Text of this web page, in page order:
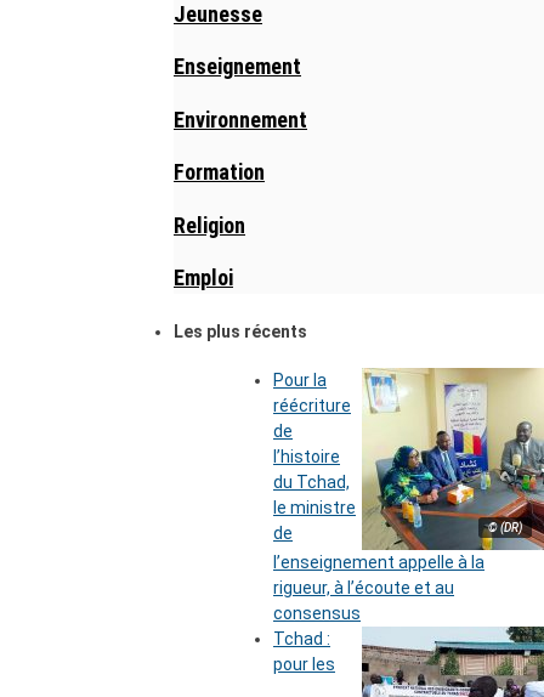
Jeunesse
Enseignement
Environnement
Formation
Religion
Emploi
Les plus récents
© (DR)
Pour la
réécriture
de
l’histoire
du Tchad,
le ministre
de
l’enseignement appelle à la
rigueur, à l’écoute et au
consensus
Tchad :
pour les